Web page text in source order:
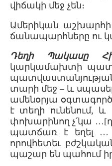
վիճակի մեջ չեն։
Ամերիկան
ճանապարհները ու
Դեղի Պակասը
կարկամախտի
տարի մեջ – և
ամենօրյա
է տեղի ունենում,
փոխարինող չ՛կա
պատճառ է եղել …
որովհետեւ
պաշար են պահում